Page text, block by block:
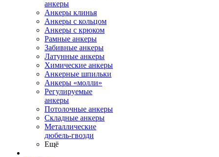
анкеры
Анкеры клинья
Анкеры с кольцом
Анкеры с крюком
Рамные анкеры
Забивные анкеры
Латунные анкеры
Химические анкеры
Анкерные шпильки
Анкеры «молли»
Регулируемые
анкеры
Потолочные анкеры
Складные анкеры
Металлические
дюбель-гвозди
Ещё